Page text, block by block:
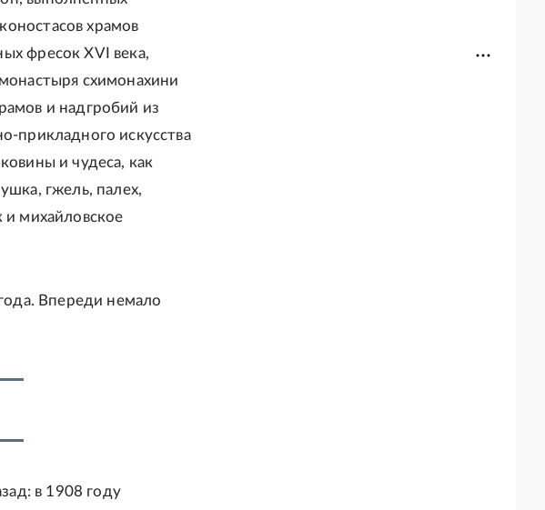
храмов
фресок XVI века,
схимонахини
и надгробий из
прикладного искусства
и чудеса, как
гжель, палех,
и михайловское
Впереди немало
в 1908 году